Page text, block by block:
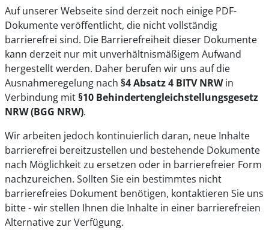
Auf unserer Webseite sind derzeit noch einige PDF-
Dokumente veröffentlicht, die nicht vollständig
barrierefrei sind. Die Barrierefreiheit dieser Dokumente
kann derzeit nur mit unverhältnismäßigem Aufwand
hergestellt werden. Daher berufen wir uns auf die
Ausnahmeregelung nach §4 Absatz 4 BITV NRWin
Verbindung mit§10 Behindertengleichstellungsgesetz
NRW (BGG NRW).
Wir arbeiten jedoch kontinuierlich daran, neue Inhalte
barrierefrei bereitzustellen und bestehende Dokumente
nach Möglichkeit zu ersetzen oder in barrierefreier Form
nachzureichen. Sollten Sie ein bestimmtes nicht
barrierefreies Dokument benötigen, kontaktieren Sie uns
bitte - wir stellen Ihnen die Inhalte in einer barrierefreien
Alternative zur Verfügung.